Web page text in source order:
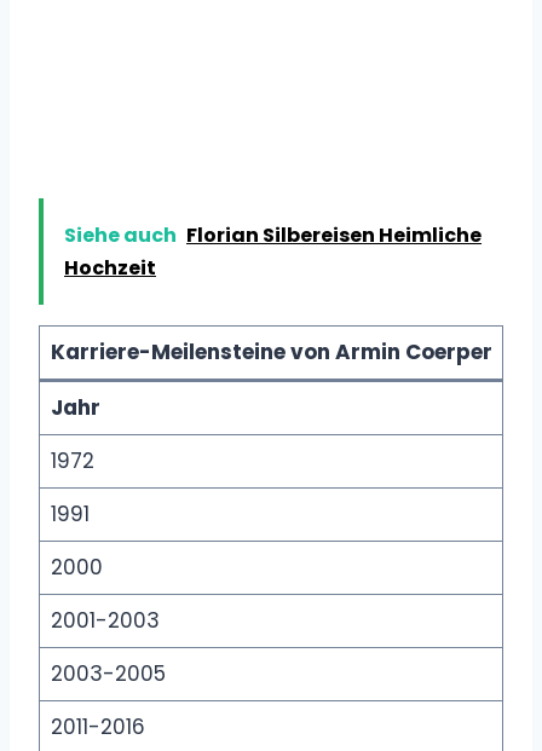
Siehe auch Florian Silbereisen Heimliche
Hochzeit
Karriere-Meilensteine von Armin Coerper
Jahr
1972
1991
2000
2001-2003
2003-2005
2011-2016